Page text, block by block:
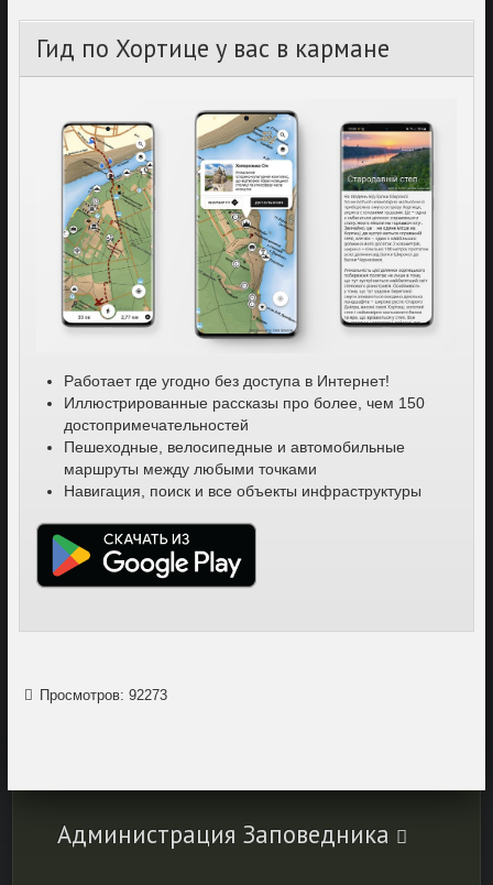
Гид по Хортице у вас в кармане
Работает где угодно без доступа в Интернет!
Иллюстрированные рассказы про более, чем 150
достопримечательностей
Пешеходные, велосипедные и автомобильные
маршруты между любыми точками
Навигация, поиск и все объекты инфраструктуры
Просмотров: 92273
Администрация Заповедника